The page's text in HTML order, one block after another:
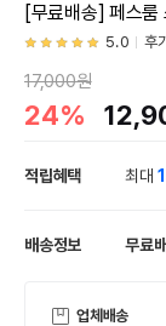
[무료배송] 페스
5.0 후
17,000원
24%
적립혜택 최대
배송정보 무료
업체배송